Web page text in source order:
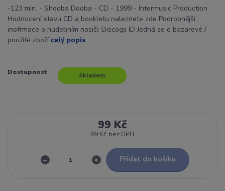
-123 min. - Shooba Dooba - CD - 1999 - Intermusic Production
Hodnocení stavu CD a bookletu naleznete zde Podrobnější
inofrmace o hudebním nosiči: Discogs ID Jedná se o bazarové /
použité zboží celý popis
Dostupnost Skladem
99 Kč
99 Kč bez DPH
Přidat do košíku